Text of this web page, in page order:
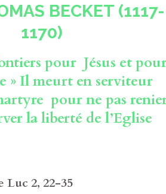
BECKET (1117-
1170)
pour Jésus et
» Il meurt en serviteur
pour ne pas
la liberté de l’Eglise
Luc 2, 22-35